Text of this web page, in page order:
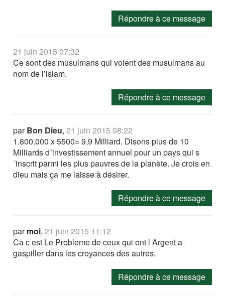
Répondre à ce message
21 juin 2015 07:32
Ce sont des musulmans qui volent des musulmans au
nom de l’islam.
Répondre à ce message
parBon Dieu,21 juin 2015 08:22
1.800.000 x 5500= 9,9 Milliard. Disons plus de 10
Milliards d´investissement annuel pour un pays qui s
´inscrit parmi les plus pauvres de la planète. Je crois en
dieu mais ça me laisse à désirer.
Répondre à ce message
parmoi,21 juin 2015 11:12
Ca c est Le Probleme de ceux qui ont l Argent a
gaspiller dans les croyances des autres.
Répondre à ce message